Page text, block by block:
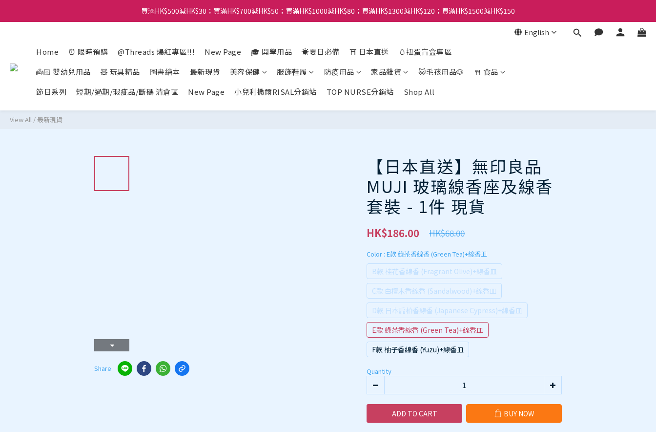
買滿HK$500減HK$30；買滿HK$700減HK$50；買滿HK$1000減HK$80；買滿HK$1300減HK$120；買滿HK$1500減HK$150
English
Home ⏰ 限時預購 @Threads 爆紅專區!!! New Page 🎓 開學用品 ☀️夏日必備 ⛩️ 日本直送
🥚扭蛋盲盒專區
👼🏻 嬰幼兒用品
🧸 玩具精品 圖書繪本 最新現貨 美容保健 服飾鞋履 防疫用品 家品雜貨 🐱毛孩用品🐶
🍴 食品
節日系列
短期/過期/瑕疵品/斷碼 清倉區 New Page 小兒利撒爾RISAL分銷站 TOP NURSE分銷站 Shop All
View All /最新現貨
Share
【日本直送】無印良品
MUJI 玻璃線香座及線香
套裝 - 1件 現貨
HK$68.00
HK$186.00
Color : E款 綠茶香線香 (Green Tea)+線香皿
B款 桂花香線香 (Fragrant Olive)+線香皿
C款 白檀木香線香 (Sandalwood)+線香皿
D款 日本扁柏香線香 (Japanese Cypress)+線香皿
E款 綠茶香線香 (Green Tea)+線香皿
F款 柚子香線香 (Yuzu)+線香皿
Quantity
ADD TO CART BUY NOW